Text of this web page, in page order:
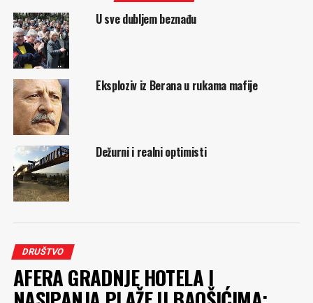
U sve dubljem beznađu
Eksploziv iz Berana u rukama mafije
Dežurni i realni optimisti
DRUŠTVO
AFERA GRADNJE HOTELA I